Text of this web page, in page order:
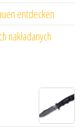
entdecken
nakładanych